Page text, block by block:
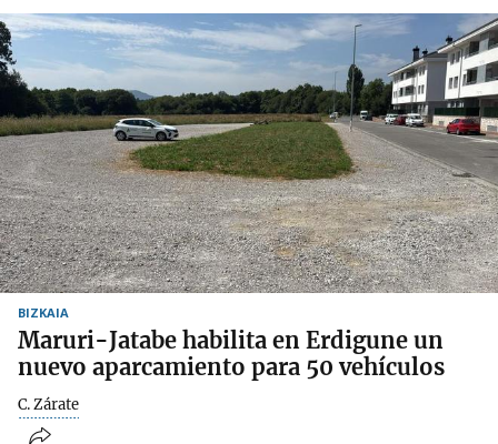
BIZKAIA
Maruri-Jatabe habilita en Erdigune un
nuevo aparcamiento para 50 vehículos
C. Zárate